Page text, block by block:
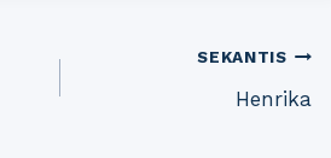
SEKANTIS
Henrika